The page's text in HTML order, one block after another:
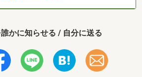
かに知らせる / 自分に送る